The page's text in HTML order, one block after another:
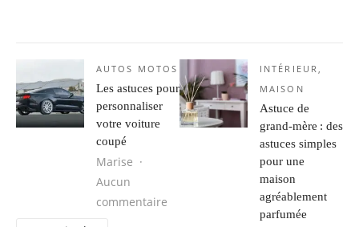
AUTOS MOTOS
Les astuces pour
personnaliser
votre voiture
coupé
Marise
Aucun
commentaire sur Les astuces pour
INTÉRIEUR,
MAISON
Astuce de
grand-mère : des
astuces simples
pour une
maison
agréablement
parfumée